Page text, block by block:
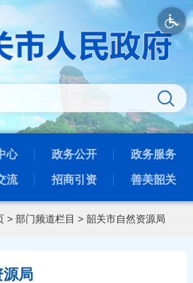
心 政务公开 政务服务
流 招商引资 善美韶关
> 部门频道栏目 > 韶关市自然资源局
源局